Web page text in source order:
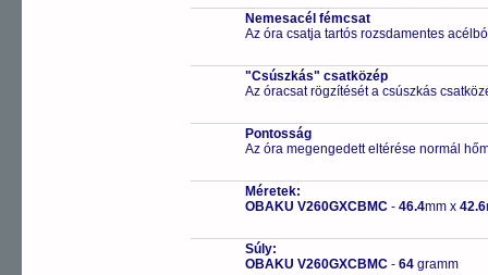
Nemesacél fémcsat
Az óra csatja tartós rozsdamentes
"Csúszkás" csatközép
Az óracsat rögzítését a csúszkás
Pontosság
Az óra megengedett eltérése normál
Méretek:
OBAKU V260GXCBMC - 46.4mm x 42.6
Súly:
OBAKU V260GXCBMC - 64 gramm